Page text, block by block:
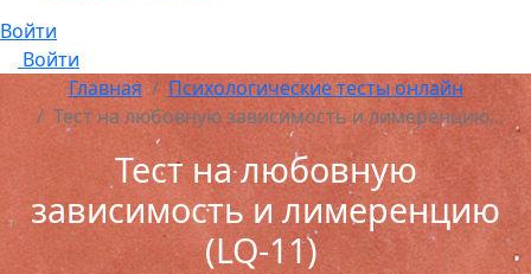
Войти
Войти
Главная
Психологические тесты онлайн
Тест на любовную зависимость и лимеренцию…
Тест на любовную
зависимость и лимеренцию
(LQ-11)